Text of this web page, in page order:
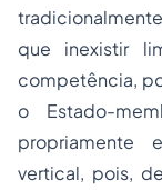
que inexistir
competência,
o Estado-
propriamente
vertical, pois,